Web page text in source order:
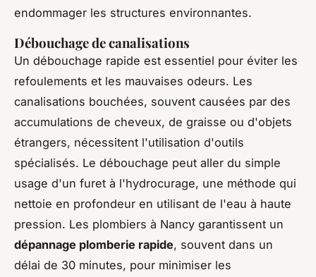
endommager les structures environnantes.
Débouchage de canalisations
Un débouchage rapide est essentiel pour éviter les
refoulements et les mauvaises odeurs. Les
canalisations bouchées, souvent causées par des
accumulations de cheveux, de graisse ou d'objets
étrangers, nécessitent l'utilisation d'outils
spécialisés. Le débouchage peut aller du simple
usage d'un furet à l'hydrocurage, une méthode qui
nettoie en profondeur en utilisant de l'eau à haute
pression. Les plombiers à Nancy garantissent un
dépannage plomberie rapide, souvent dans un
délai de 30 minutes, pour minimiser les